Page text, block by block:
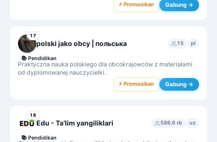
⚡ Promosikan Gabung →
17
polski jako obcy | польська 15 pl
Praktyczna nauka polskiego dla obcokrajowców z materiałami
od dyplomowanej nauczycielki.
📚 Pendidikan
⚡ Promosikan Gabung →
18
Edu - Taʼlim yangiliklari 586,6 rb uz
📚 Pendidikan